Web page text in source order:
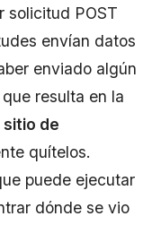
solicitud POST
envían datos
enviado algún
resulta en la
de
quítelos.
puede ejecutar
dónde se vio